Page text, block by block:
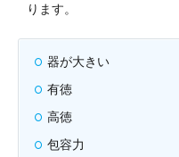
ります。
器が大きい
有徳
高徳
包容力